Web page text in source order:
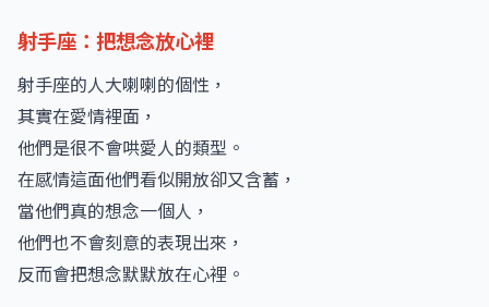
射手座：把想念放心裡
射手座的人大喇喇的個性，
其實在愛情裡面，
他們是很不會哄愛人的類型。
在感情這面他們看似開放卻又含蓄，
當他們真的想念一個人，
他們也不會刻意的表現出來，
反而會把想念默默放在心裡。